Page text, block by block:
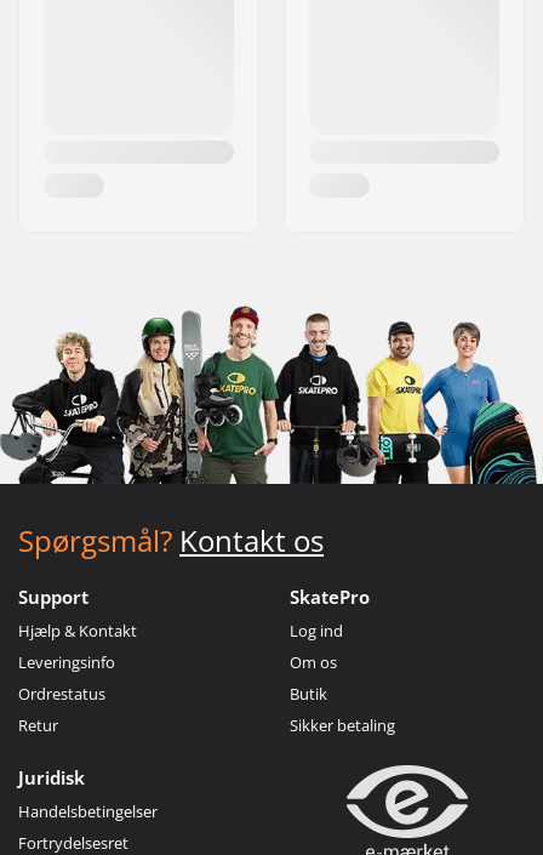
Spørgsmål? Kontakt os
Support
Hjælp & Kontakt
Leveringsinfo
Ordrestatus
Retur
SkatePro
Log ind
Om os
Butik
Sikker betaling
Juridisk
Handelsbetingelser
Fortrydelsesret